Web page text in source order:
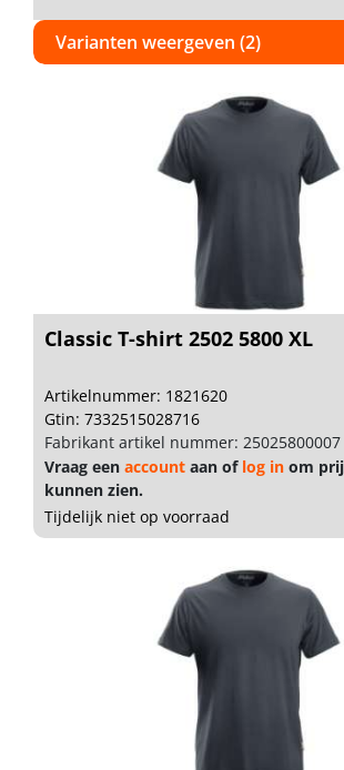
Varianten weergeven (2)
Classic T-shirt 2502 5800 XL
Artikelnummer: 1821620
Gtin: 7332515028716
Fabrikant artikel nummer: 25025800007
Vraag een account aan of log in om
kunnen zien.
Tijdelijk niet op voorraad